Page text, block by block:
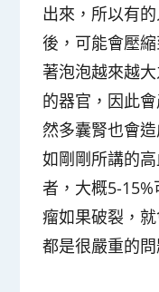
出來，所以有
後，可能會壓
著泡泡越來越
的器官，因此
然多囊腎也會
如剛剛所講的
者，大概5-
瘤如果破裂，
都是很嚴重的問